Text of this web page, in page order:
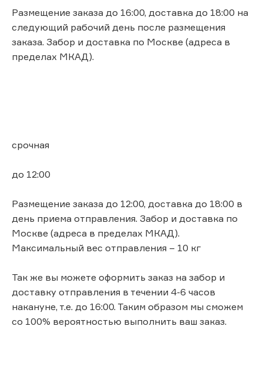
Размещение заказа до 16:00, доставка до 18:00 на
следующий рабочий день после размещения
заказа. Забор и доставка по Москве (адреса в
пределах МКАД).
срочная
до 12:00
Размещение заказа до 12:00, доставка до 18:00 в
день приема отправления. Забор и доставка по
Москве (адреса в пределах МКАД).
Максимальный вес отправления – 10 кг
Так же вы можете оформить заказ на забор и
доставку отправления в течении 4-6 часов
накануне, т.е. до 16:00. Таким образом мы сможем
со 100% вероятностью выполнить ваш заказ.